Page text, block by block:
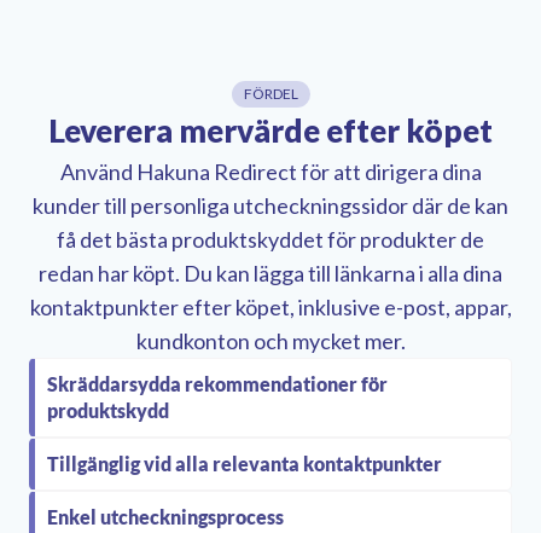
FÖRDEL
Leverera mervärde efter köpet
Använd Hakuna Redirect för att dirigera dina
kunder till personliga utcheckningssidor där de kan
få det bästa produktskyddet för produkter de
redan har köpt. Du kan lägga till länkarna i alla dina
kontaktpunkter efter köpet, inklusive e-post, appar,
kundkonton och mycket mer.
Skräddarsydda rekommendationer för
produktskydd
Tillgänglig vid alla relevanta kontaktpunkter
Enkel utcheckningsprocess